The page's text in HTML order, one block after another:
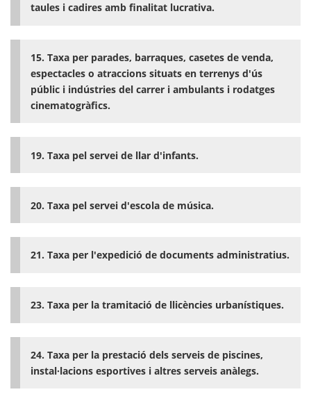
taules i cadires amb finalitat lucrativa.
15. Taxa per parades, barraques, casetes de venda,
espectacles o atraccions situats en terrenys d'ús
públic i indústries del carrer i ambulants i rodatges
cinematogràfics.
19. Taxa pel servei de llar d'infants.
20. Taxa pel servei d'escola de música.
21. Taxa per l'expedició de documents administratius.
23. Taxa per la tramitació de llicències urbanístiques.
24. Taxa per la prestació dels serveis de piscines,
instal·lacions esportives i altres serveis anàlegs.